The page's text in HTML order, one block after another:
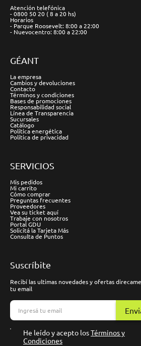
Atención telefónica
- 0800 50 20 ( 8 a 20 hs)
Horarios
- Parque Roosevelt: 8:00 a 22:00
- Nuevocentro: 8:00 a 22:00
GÉANT
La empresa
Cambios y devoluciones
Contacto
Términos y condiciones
Bases de promociones
Responsabilidad social
Línea de Transparencia
Sucursales
Catálogo
Política energética
Política de privacidad
SERVICIOS
Mis pedidos
Mi carrito
Cómo comprar
Preguntas frecuentes
Proveedores
Vea su ticket aquí
Trabaje con nosotros
Portal GDU
Solicitá la Tarjeta Más
Consulta de Puntos
Suscríbite
Recibí las ultimas novedades y ofertas
tu email
He leído y acepto losTérminos y
Condiciones